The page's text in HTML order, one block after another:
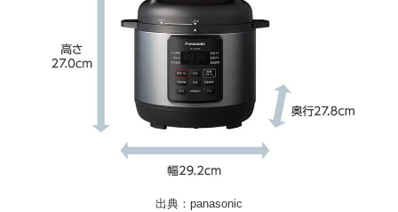
出典：panasonic